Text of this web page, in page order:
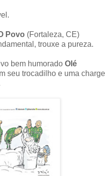
Povo (Fortaleza, CE)
trouxe a pureza.
bem humorado Olé
seu trocadilho e uma charge